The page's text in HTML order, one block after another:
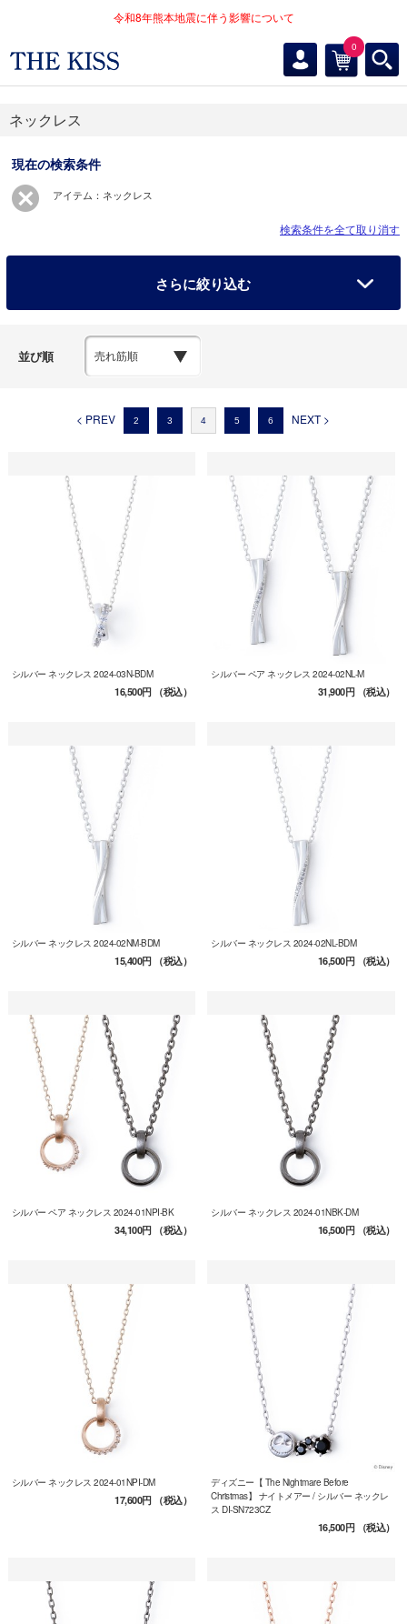
令和8年熊本地震に伴う影響について
0
ネックレス
現在の検索条件
アイテム：ネックレス
検索条件を全て取り消す
さらに絞り込む
並び順
< PREV 2 3 4 5 6 NEXT >
シルバー ネックレス 2024-03N-BDM
16,500円（税込）
シルバー ペア ネックレス 2024-02NL-M
31,900円（税込）
シルバー ネックレス 2024-02NM-BDM
15,400円（税込）
シルバー ネックレス 2024-02NL-BDM
16,500円（税込）
シルバー ペア ネックレス 2024-01NPI-BK
34,100円（税込）
シルバー ネックレス 2024-01NBK-DM
16,500円（税込）
シルバー ネックレス 2024-01NPI-DM
17,600円（税込）
ディズニー【 The Nightmare Before
Christmas】 ナイトメアー / シルバー ネックレ
ス DI-SN723CZ
16,500円（税込）